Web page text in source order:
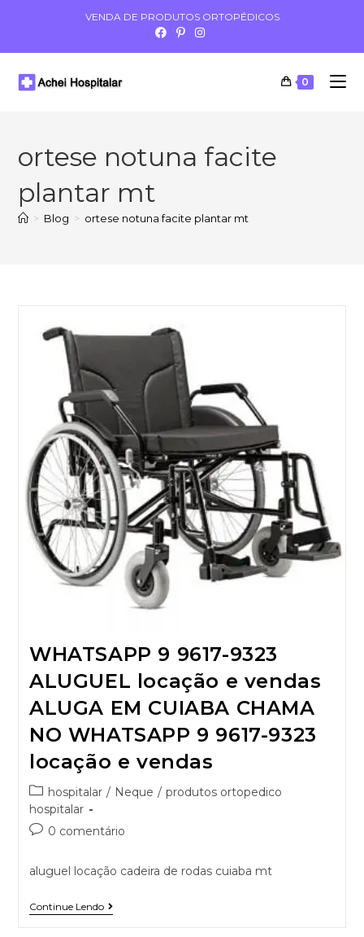
VENDA DE PRODUTOS ORTOPÉDICOS
0
ortese notuna facite
plantar mt
> Blog > ortese notuna facite plantar mt
WHATSAPP 9 9617-9323
ALUGUEL locação e vendas
ALUGA EM CUIABA CHAMA
NO WHATSAPP 9 9617-9323
locação e vendas
hospitalar / Neque / produtos ortopedico
hospitalar
0 comentário
aluguel locação cadeira de rodas cuiaba mt
Continue Lendo